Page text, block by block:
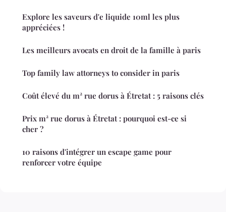
Explore les saveurs d'e liquide 10ml les plus
appréciées !
Les meilleurs avocats en droit de la famille à paris
Top family law attorneys to consider in paris
Coût élevé du m² rue dorus à Étretat : 5 raisons clés
Prix m² rue dorus à Étretat : pourquoi est-ce si
cher ?
10 raisons d'intégrer un escape game pour
renforcer votre équipe